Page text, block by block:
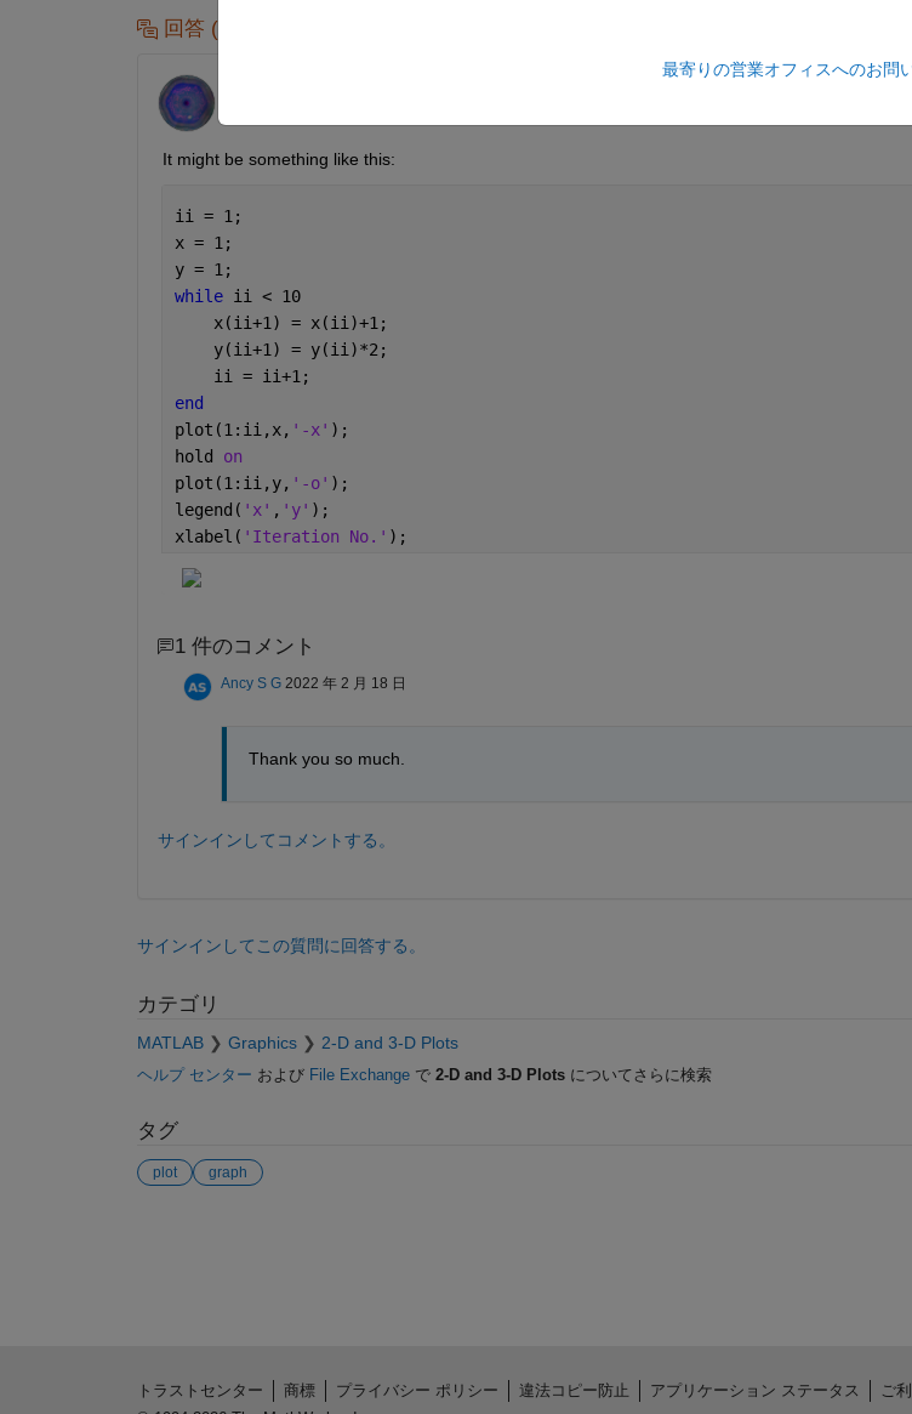
回答 (1 件)
It might be something like this:
ii = 1;
x = 1;
y = 1;
while ii < 10
    x(ii+1) = x(ii)+1;
    y(ii+1) = y(ii)*2;
    ii = ii+1;
end
plot(1:ii,x, '-x' );
hold on
plot(1:ii,y, '-o' );
legend( 'x' , 'y' );
xlabel( 'Iteration No.' );
1 件のコメント
Ancy S G 2022 年 2 月 18 日
Thank you so much.
サインインしてコメントする。
サインインしてこの質問に回答する。
カテゴリ
MATLAB Graphics 2-D and 3-D Plots
ヘルプ センター および File Exchangeで 2-D and 3-D Plotsについてさらに検索
タグ
plot graph
最寄りの営業オフィスへのお問
トラストセンター 商標 プライバシー ポリシー 違法コピー防止 アプリケーション ステータス ご